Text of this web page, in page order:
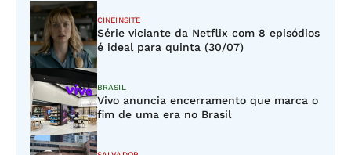
CINEINSITE
Série viciante da Netflix com 8 episódios
é ideal para quinta (30/07)
BRASIL
Vivo anuncia encerramento que marca o
fim de uma era no Brasil